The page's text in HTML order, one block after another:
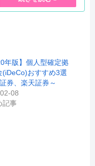
年版】個人型確定拠
(iDeCo)おすすめ3選
券、楽天証券～
08
記事